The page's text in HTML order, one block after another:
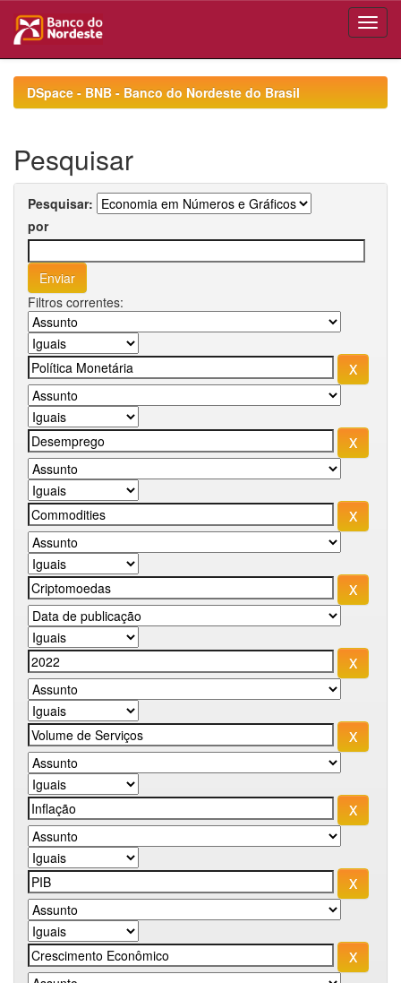
navigationDSpace - BNB - Banco do Nordeste do Brasil
Pesquisar
Pesquisar:
por
Filtros correntes: